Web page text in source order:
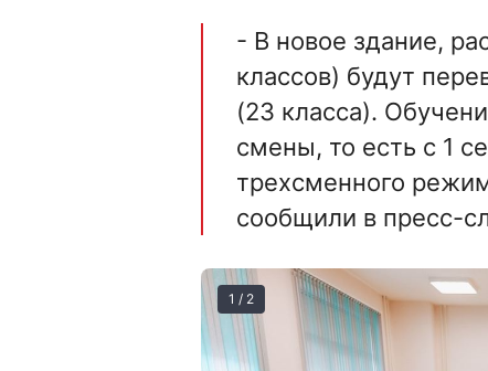
- В новое здание,
классов) будут
(23 класса).
смены, то есть с 1
трехсменного
сообщили в пресс-
1 / 2